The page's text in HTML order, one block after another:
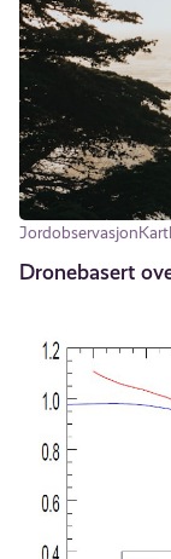
Jordobservasjon
Dronebasert